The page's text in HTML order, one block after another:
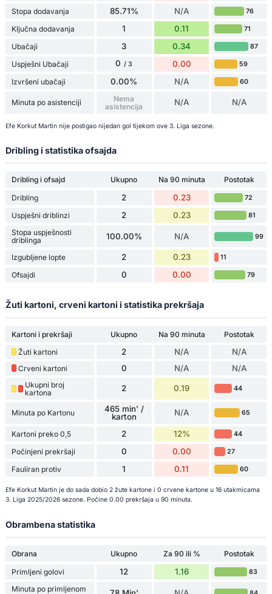
Stopa dodavanja 85.71% N/A 76
Ključna dodavanja 1 0.11 71
Ubačaji 3 0.34 87
Uspješni Ubačaji 0 / 3 0.00 59
Izvršeni ubačaji 0.00% N/A 60
Minuta po asistenciji
Nema
asistencija
N/A N/A
Efe Korkut Martin nije postigao nijedan gol tijekom ove 3. Liga sezone.
Dribling i statistika ofsajda
Dribling i ofsajd Ukupno Na 90 minuta
Postotak
Dribling
2 0.23 72
Uspješni driblinzi 2 0.23 81
Stopa uspješnosti
driblinga
100.00% N/A 99
Izgubljene lopte 2 0.23 11
Ofsajdi 0 0.00 79
Žuti kartoni, crveni kartoni i statistika prekršaja
Kartoni i prekršaji Ukupno Na 90 minuta
Postotak
Žuti kartoni
2 N/A N/A
Crveni kartoni 0 N/A N/A
Ukupni broj
kartona
2 0.19 44
Minuta po Kartonu
465 min' /
karton
N/A 65
Kartoni preko 0,5 2 12% 44
Počinjeni prekršaji 0 0.00 27
Fauliran protiv 1 0.11 60
Efe Korkut Martin je do sada dobio 2 žute kartone i 0 crvene kartone u 16 utakmicama
3. Liga 2025/2026 sezone. Počine 0.00 prekršaja u 90 minuta.
Obrambena statistika
Obrana Ukupno Za 90 ili %
Postotak
Primljeni golovi
12 1.16 83
Minuta po primljenom